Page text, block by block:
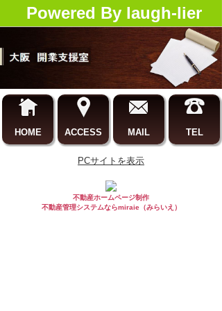
Powered By laugh-lier
HOME ACCESS MAIL TEL
PCサイトを表示
不動産ホームページ制作
不動産管理システムならmiraie（みらいえ）